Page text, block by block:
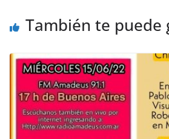
También te puede